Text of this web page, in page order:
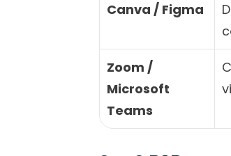
Canva / Figma
Zoom /
Microsoft
Teams